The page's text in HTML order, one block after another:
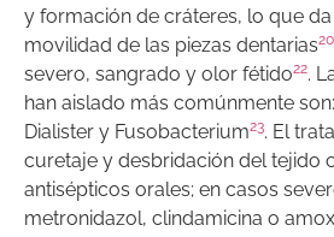
y formación de cráteres, lo que
movilidad de las piezas dentarias20
severo, sangrado y olor fétido22.
han aislado más comúnmente son:
Dialister y Fusobacterium23. El
curetaje y desbridación del tejido
antisépticos orales; en casos
metronidazol, clindamicina o